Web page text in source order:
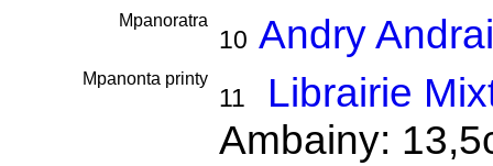
Mpanoratra
10 Andry
Mpanonta printy
11
Librairie
Ambainy: